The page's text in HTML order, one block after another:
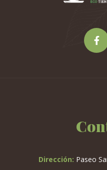
Dirección: Paseo